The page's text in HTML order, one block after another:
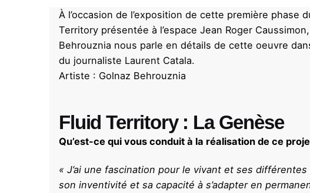
À l’occasion de l’exposition de cette première phase
Territory présentée à l’espace Jean Roger Caussimon,
Behrouznia nous parle en détails de cette oeuvre
du journaliste Laurent Catala.
Artiste : Golnaz Behrouznia
Fluid Territory : La Genèse
Qu’est-ce qui vous conduit à la réalisation de ce
« J’ai une fascination pour le vivant et ses
son inventivité et sa capacité à s’adapter en